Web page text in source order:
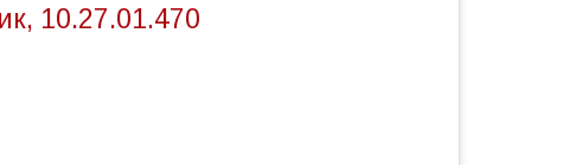
10.27.01.470